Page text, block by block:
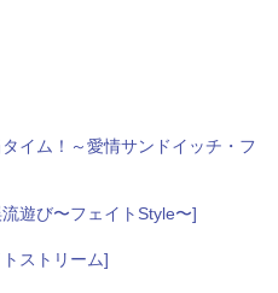
イム！～愛情サンドイッチ・フ
遊び〜フェイトStyle〜]
ストリーム]